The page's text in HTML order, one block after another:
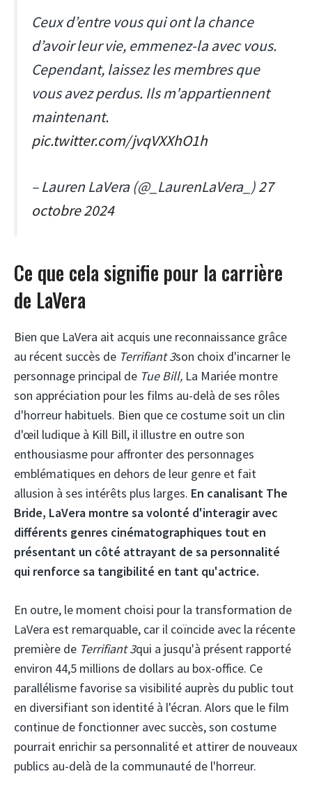
Ceux d’entre vous qui ont la chance
d’avoir leur vie, emmenez-la avec vous.
Cependant, laissez les membres que
vous avez perdus. Ils m'appartiennent
maintenant.
pic.twitter.com/jvqVXXhO1h
– Lauren LaVera (@_LaurenLaVera_)27
octobre 2024
Ce que cela signifie pour la carrière
de LaVera
Bien que LaVera ait acquis une reconnaissance grâce
au récent succès de Terrifiant 3son choix d'incarner le
personnage principal de Tue Bill, La Mariée montre
son appréciation pour les films au-delà de ses rôles
d'horreur habituels. Bien que ce costume soit un clin
d'œil ludique à Kill Bill, il illustre en outre son
enthousiasme pour affronter des personnages
emblématiques en dehors de leur genre et fait
allusion à ses intérêts plus larges. En canalisant The
Bride, LaVera montre sa volonté d'interagir avec
différents genres cinématographiques tout en
présentant un côté attrayant de sa personnalité
qui renforce sa tangibilité en tant qu'actrice.
En outre, le moment choisi pour la transformation de
LaVera est remarquable, car il coïncide avec la récente
première de Terrifiant 3qui a jusqu'à présent rapporté
environ 44,5 millions de dollars au box-office. Ce
parallélisme favorise sa visibilité auprès du public tout
en diversifiant son identité à l'écran. Alors que le film
continue de fonctionner avec succès, son costume
pourrait enrichir sa personnalité et attirer de nouveaux
publics au-delà de la communauté de l'horreur.